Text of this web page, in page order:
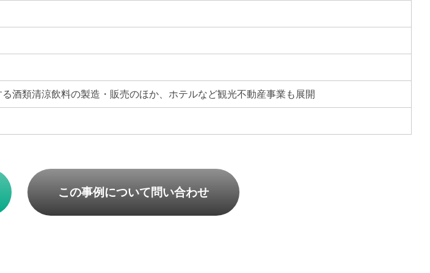
る酒類清涼飲料の製造・販売のほか、ホテルなど観光不動産事業も展開
この事例について問い合わせ